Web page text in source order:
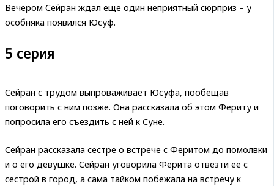
Вечером Сейран ждал ещё один неприятный сюрприз – у
особняка появился Юсуф.
5 серия
Сейран с трудом выпроваживает Юсуфа, пообещав
поговорить с ним позже. Она рассказала об этом Фериту и
попросила его съездить с ней к Суне.
Сейран рассказала сестре о встрече с Феритом до помолвки
и о его девушке. Сейран уговорила Ферита отвезти ее с
сестрой в город, а сама тайком побежала на встречу к